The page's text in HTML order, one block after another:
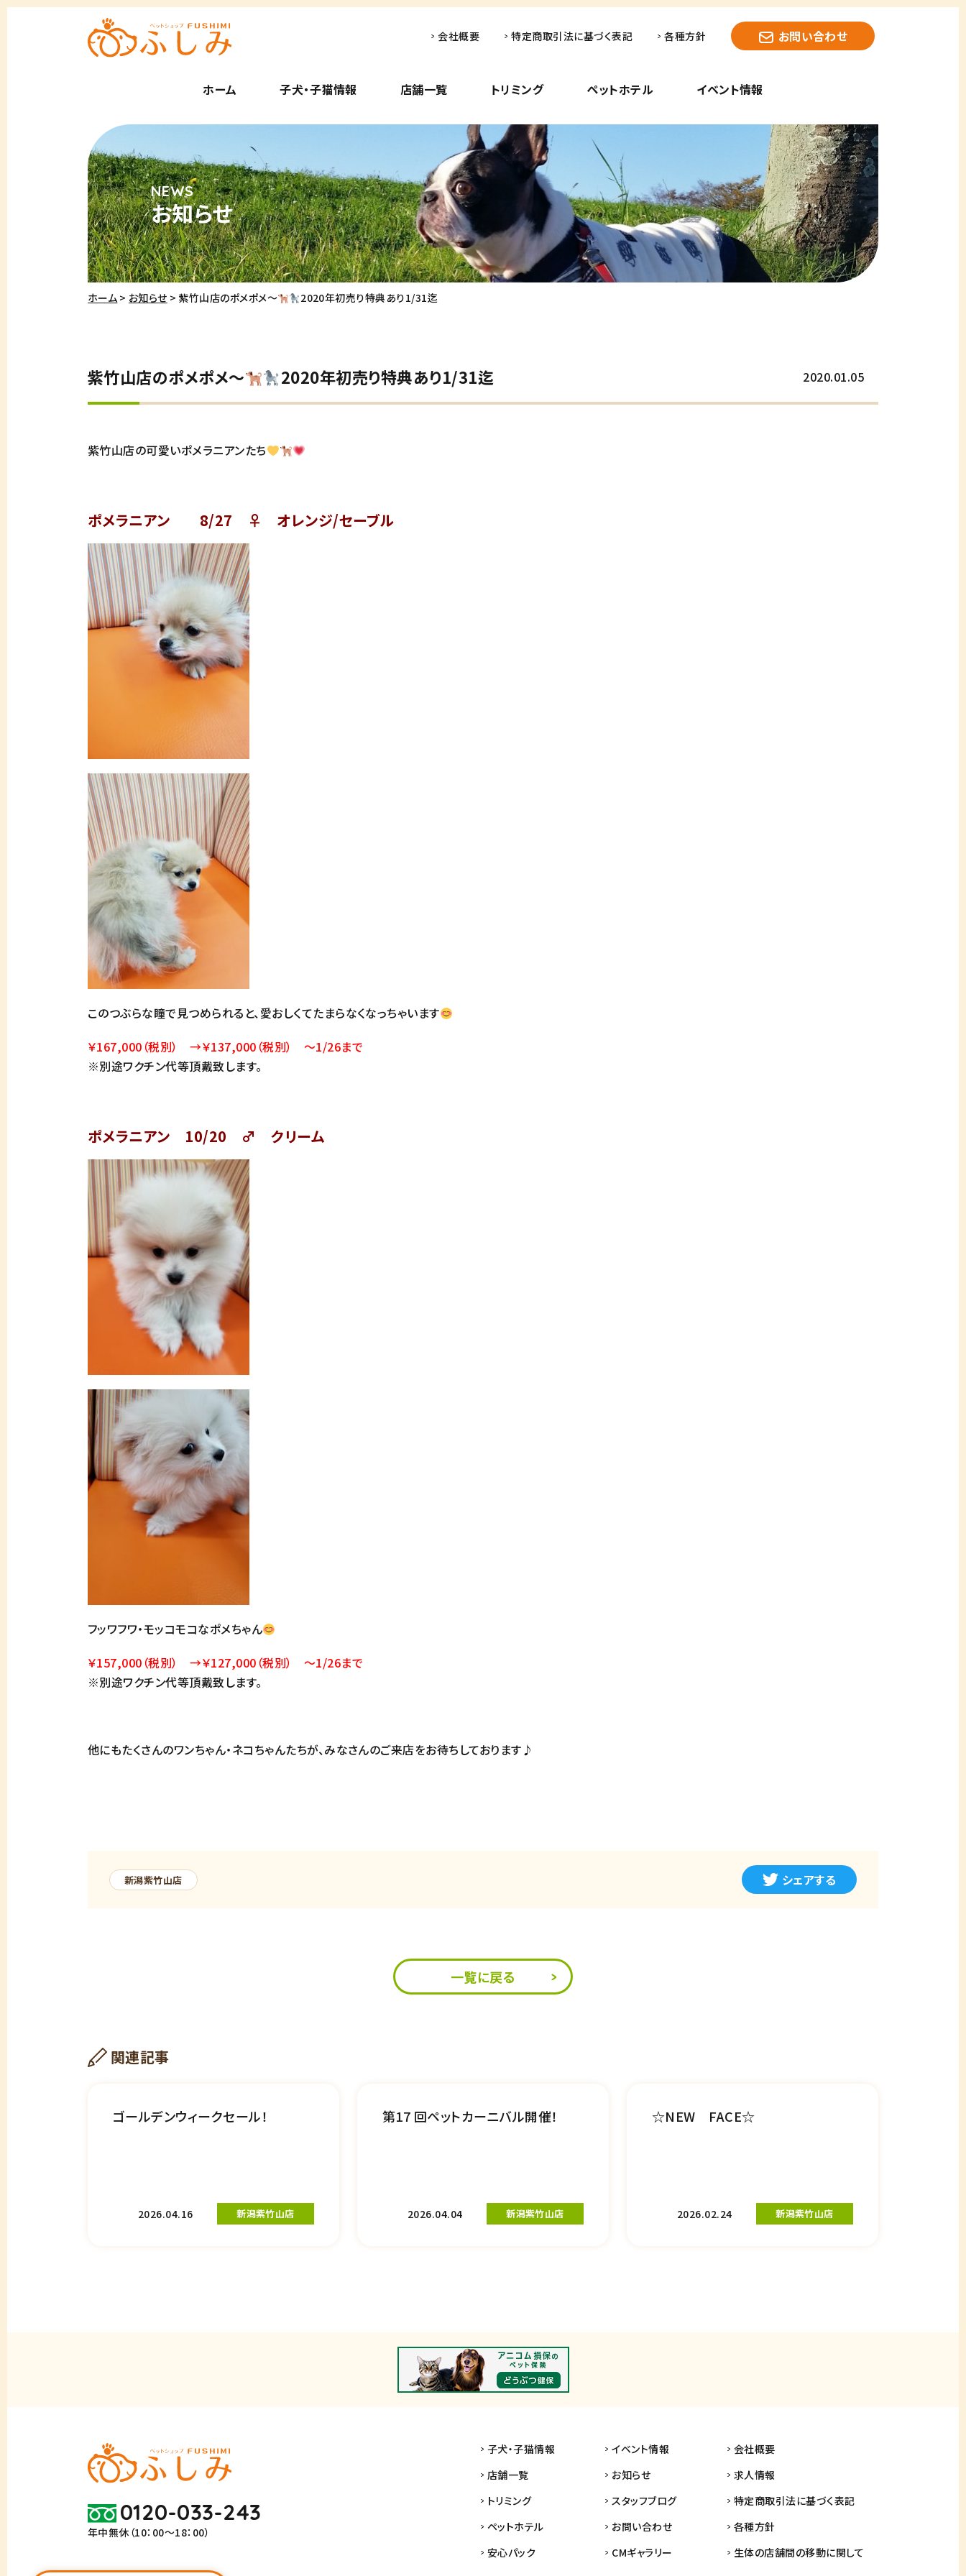
ホーム 子犬・子猫情報 店舗一覧 トリミング ペットホテル イベント情報
会社概要 特定商取引法に基づく表記 各種方針 お問い合わせ
お知らせ
ホーム お知らせ 紫竹山店のポメポメ～ 2020年初売り特典あり1/31迄
2020.01.05
紫竹山店のポメポメ～ 2020年初売り特典あり1/31迄
紫竹山店の可愛いポメラニアンたち
ポメラニアン 8/27 ♀ オレンジ/セーブル
このつぶらな瞳で見つめられると、愛おしくてたまらなくなっちゃいます
￥167,000（税別） →￥137,000（税別） ～1/26まで
※別途ワクチン代等頂戴致します。
ポメラニアン 10/20 ♂ クリーム
フッワフワ・モッコモコなポメちゃん
￥157,000（税別） →￥127,000（税別） ～1/26まで
※別途ワクチン代等頂戴致します。
他にもたくさんのワンちゃん・ネコちゃんたちが、みなさんのご来店をお待ちしております♪
新潟紫竹山店 シェアする
一覧に戻る
関連記事
ゴールデンウィークセール！
2026.04.16 新潟紫竹山店
第17 回ペットカーニバル開催！
2026.04.04 新潟紫竹山店
☆NEW FACE☆
2026.02.24 新潟紫竹山店
0120-033-243
年中無休（10：00～18：00）
子犬・子猫情報
店舗一覧
トリミング
ペットホテル
安心パック
イベント情報
お知らせ
スタッフブログ
お問い合わせ
CMギャラリー
会社概要
求人情報
特定商取引法に基づく表記
各種方針
生体の店舗間の移動に関して